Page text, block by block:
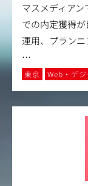
マスメディア
での内定獲得
運用、プランニ
…
東京 Web・デ